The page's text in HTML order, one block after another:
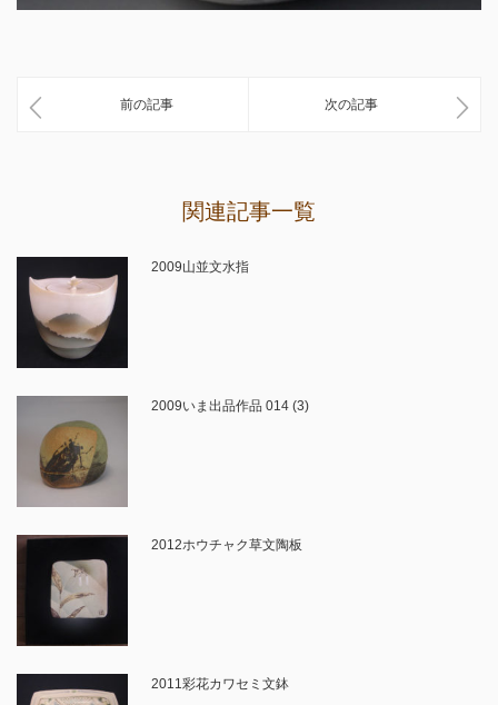
前の記事 次の記事
関連記事一覧
2009山並文水指
2009いま出品作品 014 (3)
2012ホウチャク草文陶板
2011彩花カワセミ文鉢